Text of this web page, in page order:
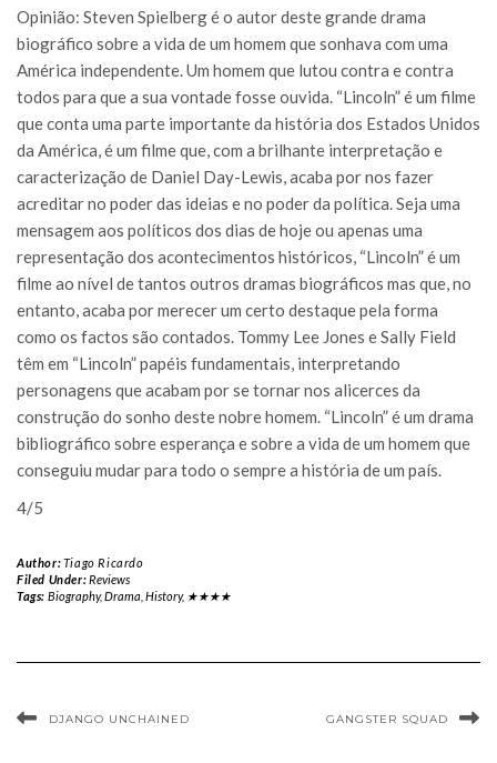
Opinião: Steven Spielberg é o autor deste grande drama
biográfico sobre a vida de um homem que sonhava com uma
América independente. Um homem que lutou contra e contra
todos para que a sua vontade fosse ouvida. “Lincoln” é um filme
que conta uma parte importante da história dos Estados Unidos
da América, é um filme que, com a brilhante interpretação e
caracterização de Daniel Day-Lewis, acaba por nos fazer
acreditar no poder das ideias e no poder da política. Seja uma
mensagem aos políticos dos dias de hoje ou apenas uma
representação dos acontecimentos históricos, “Lincoln” é um
filme ao nível de tantos outros dramas biográficos mas que, no
entanto, acaba por merecer um certo destaque pela forma
como os factos são contados. Tommy Lee Jones e Sally Field
têm em “Lincoln” papéis fundamentais, interpretando
personagens que acabam por se tornar nos alicerces da
construção do sonho deste nobre homem. “Lincoln” é um drama
bibliográfico sobre esperança e sobre a vida de um homem que
conseguiu mudar para todo o sempre a história de um país.
4/5
Author:Tiago Ricardo
Filed Under:Reviews
Tags: Biography,Drama History, ★★★★
DJANGO UNCHAINED GANGSTER SQUAD